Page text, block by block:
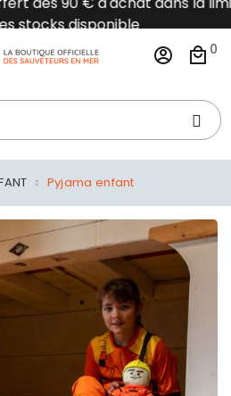
disponible
0
Pyjama enfant